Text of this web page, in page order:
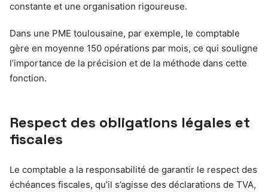
constante et une organisation rigoureuse.
Dans une PME toulousaine, par exemple, le comptable
gère en moyenne 150 opérations par mois, ce qui souligne
l’importance de la précision et de la méthode dans cette
fonction.
Respect des obligations légales et
fiscales
Le comptable a la responsabilité de garantir le respect des
échéances fiscales, qu’il s’agisse des déclarations de TVA,